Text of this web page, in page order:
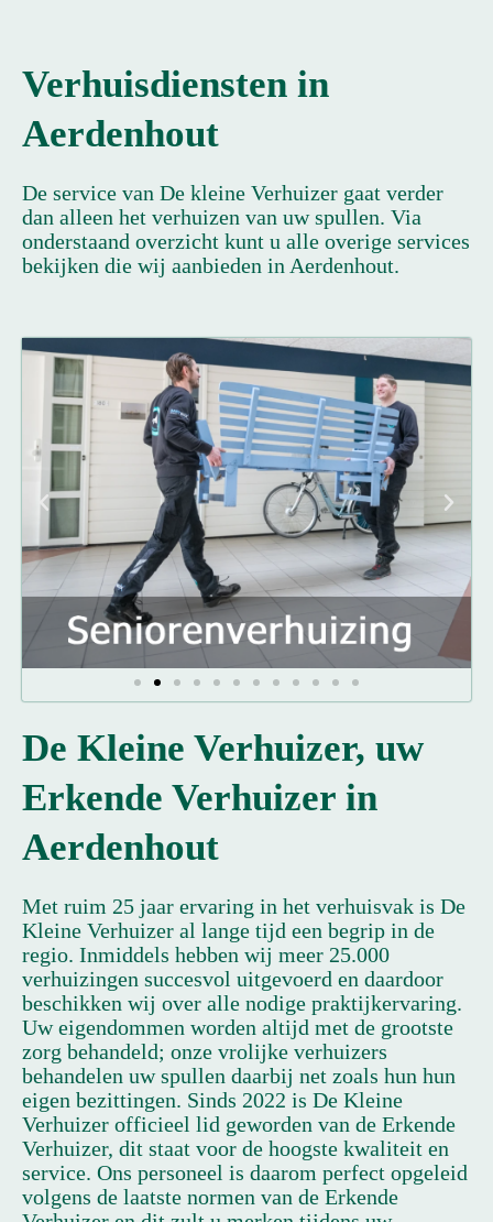
Verhuisdiensten in
Aerdenhout
De service van De kleine Verhuizer gaat verder
dan alleen het verhuizen van uw spullen. Via
onderstaand overzicht kunt u alle overige services
bekijken die wij aanbieden in Aerdenhout.
De Kleine Verhuizer, uw
Erkende Verhuizer in
Aerdenhout
Met ruim 25 jaar ervaring in het verhuisvak is De
Kleine Verhuizer al lange tijd een begrip in de
regio. Inmiddels hebben wij meer 25.000
verhuizingen succesvol uitgevoerd en daardoor
beschikken wij over alle nodige praktijkervaring.
Uw eigendommen worden altijd met de grootste
zorg behandeld; onze vrolijke verhuizers
behandelen uw spullen daarbij net zoals hun hun
eigen bezittingen. Sinds 2022 is De Kleine
Verhuizer officieel lid geworden van de Erkende
Verhuizer, dit staat voor de hoogste kwaliteit en
service. Ons personeel is daarom perfect opgeleid
volgens de laatste normen van de Erkende